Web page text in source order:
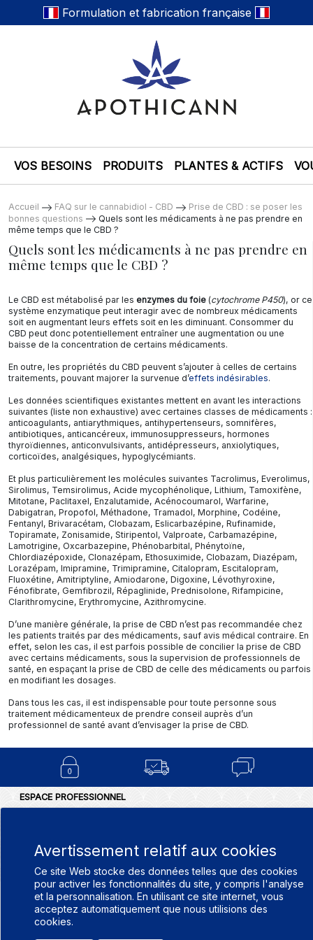
Formulation et fabrication française
VOS BESOINS PRODUITS PLANTES & ACTIFS
Accueil FAQ sur le cannabidiol - CBD
Prise de CBD : se poser les
bonnes questions
Quels sont les médicaments à ne pas prendre en
même temps que le CBD ?
Quels sont les médicaments à ne pas prendre en
même temps que le CBD ?
Le CBD est métabolisé par les enzymes du foie (cytochrome P450), or ce
système enzymatique peut interagir avec de nombreux médicaments
soit en augmentant leurs effets soit en les diminuant. Consommer du
CBD peut donc potentiellement entraîner une augmentation ou une
baisse de la concentration de certains médicaments.
En outre, les propriétés du CBD peuvent s’ajouter à celles de certains
traitements, pouvant majorer la survenue d’effets indésirables.
Les données scientifiques existantes mettent en avant les interactions
suivantes (liste non exhaustive) avec certaines classes de médicaments :
anticoagulants, antiarythmiques, antihypertenseurs, somnifères,
antibiotiques, anticancéreux, immunosuppresseurs, hormones
thyroïdiennes, anticonvulsivants, antidépresseurs, anxiolytiques,
corticoïdes, analgésiques, hypoglycémiants.
Et plus particulièrement les molécules suivantes Tacrolimus, Everolimus,
Sirolimus, Temsirolimus, Acide mycophénolique, Lithium, Tamoxifène,
Mitotane, Paclitaxel, Enzalutamide, Acénocoumarol, Warfarine,
Dabigatran, Propofol, Méthadone, Tramadol, Morphine, Codéine,
Fentanyl, Brivaracétam, Clobazam, Eslicarbazépine, Rufinamide,
Topiramate, Zonisamide, Stiripentol, Valproate, Carbamazépine,
Lamotrigine, Oxcarbazepine, Phénobarbital, Phénytoïne,
Chlordiazépoxide, Clonazépam, Ethosuximide, Clobazam, Diazépam,
Lorazépam, Imipramine, Trimipramine, Citalopram, Escitalopram,
Fluoxétine, Amitriptyline, Amiodarone, Digoxine, Lévothyroxine,
Fénofibrate, Gemfibrozil, Répaglinide, Prednisolone, Rifampicine,
Clarithromycine, Erythromycine, Azithromycine.
D’une manière générale, la prise de CBD n’est pas recommandée chez
les patients traités par des médicaments, sauf avis médical contraire. En
effet, selon les cas, il est parfois possible de concilier la prise de CBD
avec certains médicaments, sous la supervision de professionnels de
santé, en espaçant la prise de CBD de celle des médicaments ou parfois
en modifiant les dosages.
Dans tous les cas, il est indispensable pour toute personne sous
traitement médicamenteux de prendre conseil auprès d’un
professionnel de santé avant d’envisager la prise de CBD.
ESPACE PROFESSIONNEL
FAQ SUR LE CANNABIDIOL
- CBD
APOTHICANN
MENTIONS LÉGALES
Avertissement relatif aux cookies
Ce site Web stocke des données telles que des cookies
pour activer les fonctionnalités du site, y compris l'analyse
et la personnalisation. En utilisant ce site internet, vous
acceptez automatiquement que nous utilisions des
cookies.